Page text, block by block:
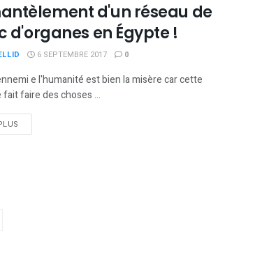
d'un réseau de
d'organes en Égypte !
6 SEPTEMBRE 2017 0
e l'humanité est bien la misère car cette
faire des choses ...